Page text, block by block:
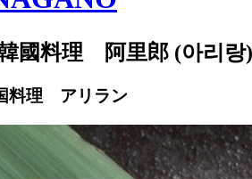
國料理 阿里郎 (아리랑)
料理 アリラン